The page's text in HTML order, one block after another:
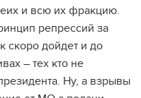
и всю их фракцию.
репрессий за
скоро дойдет и до
– тех кто не
Ну, а взрывы